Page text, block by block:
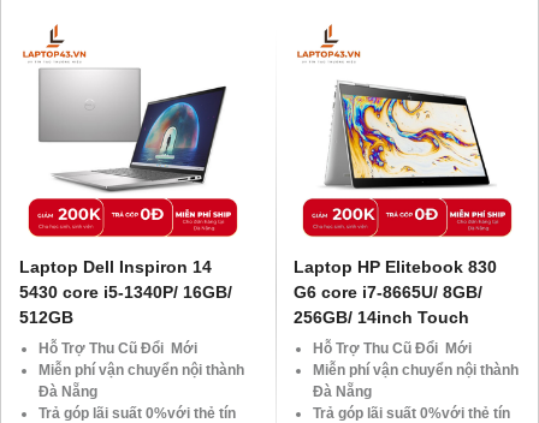
10.000 Voucher Giảm
Giá 500.000đ
10.000 Voucher Giảm
Giá 500.000đ
Laptop Dell Inspiron 14
5430 core i5-1340P/ 16GB/
512GB
Hỗ Trợ Thu Cũ Đổi Mới
Miễn phí vận chuyển nội thành
Đà Nẵng
Trả góp lãi suất 0%với thẻ tín
Laptop HP Elitebook 830
G6 core i7-8665U/ 8GB/
256GB/ 14inch Touch
Hỗ Trợ Thu Cũ Đổi Mới
Miễn phí vận chuyển nội thành
Đà Nẵng
Trả góp lãi suất 0%với thẻ tín